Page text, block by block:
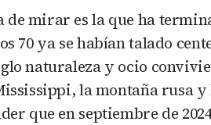
de mirar es la que ha
70 ya se habían talado
naturaleza y ocio
la montaña rusa
que en septiembre de